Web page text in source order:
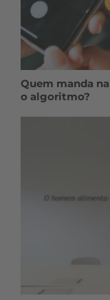
Quem manda
o algoritmo?